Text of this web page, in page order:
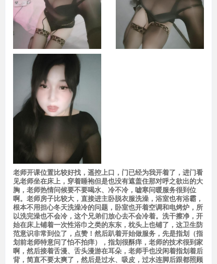
老师开课位置比较好找，遥控上口，门已经为我开着了，进门看
见老师坐在床上，穿着睡袍但是也没有遮盖住那对呼之欲出的大
胸，老师热情问候要不要喝水、冷不冷，嘘寒问暖服务很到位
啊。老师房子比较大，直接进主卧脱衣服洗澡，浴室也有浴霸，
根本不用担心冬天洗澡冷的问题，卧室也开着空调和电烤炉，所
以洗完澡也不会冷，这个兄弟们放心去不会冷着。洗干擦净，开
始在床上铺着一次性浴巾之类的东东，枕头上也铺了，这卫生防
范意识非常到位了，点赞！然后趴着开始做服务，先是指划（指
划前老师特意问了怕不拍痒），指划很酥痒，老师的技术很到家
啊，然后接着舌漫、舌头漫游在耳朵，老师手也没闲着指划着后
背，简直不要太爽了，然后是过水、吸皮，过水连脚后跟都照顾